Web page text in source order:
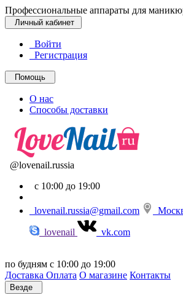
Профессиональные аппараты для
Личный кабинет
Войти
Регистрация
Помощь
О нас
Способы доставки
@lovenail.russia
с 10:00 до 19:00
lovenail.russia@gmail.com
lovenail vk.com
по будням с 10:00 до 19:00
Доставка Оплата О магазине Контакты
Везде